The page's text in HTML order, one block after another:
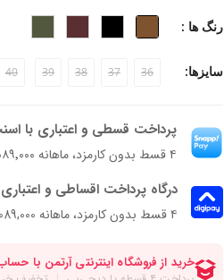
-جنس پاشنه: بخشی از زیره
-ارتفاع پاشنه: 7.5 سانتی‌متر
پاخور: سایز همیشگی خود را انتخاب کنید.
رنگ ها :
سایزها: 36
37
38
39
40
پرداخت قسطی و اعتباری با
۴ قسط بدون کارمزد، ماهانه ۳٬۰۸۹٬۰۰۰ تومان
درگاه پرداخت اقساطی و
۴ قسط بدون کارمزد، ماهانه 3,089,000 تومان